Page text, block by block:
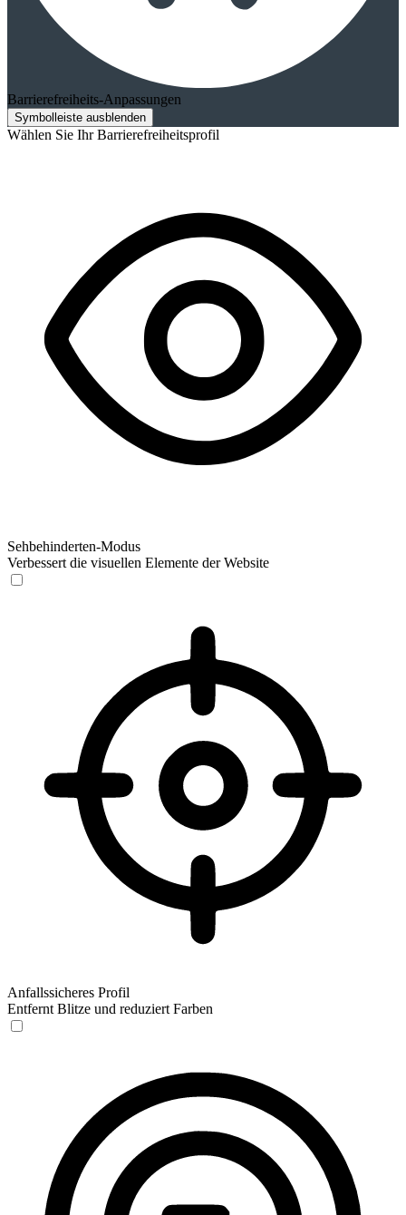
Barrierefreiheits-Anpassungen
Symbolleiste ausblenden
Wählen Sie Ihr Barrierefreiheitsprofil
Sehbehinderten-Modus
Verbessert die visuellen Elemente der Website
Anfallssicheres Profil
Entfernt Blitze und reduziert Farben